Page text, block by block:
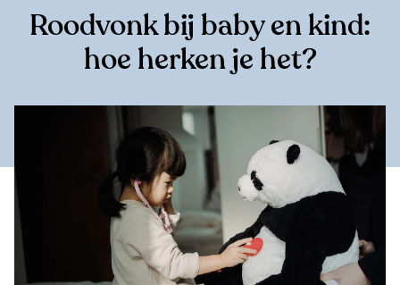
Roodvonk bij baby en kind:
hoe herken je het?